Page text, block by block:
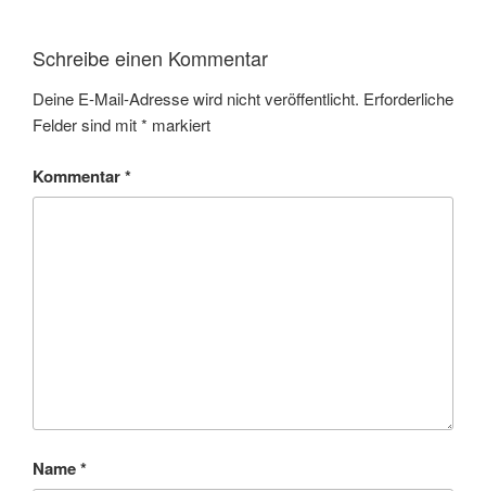
Schreibe einen Kommentar
Deine E-Mail-Adresse wird nicht veröffentlicht. Erforderliche
Felder sind mit* markiert
Kommentar*
Name*